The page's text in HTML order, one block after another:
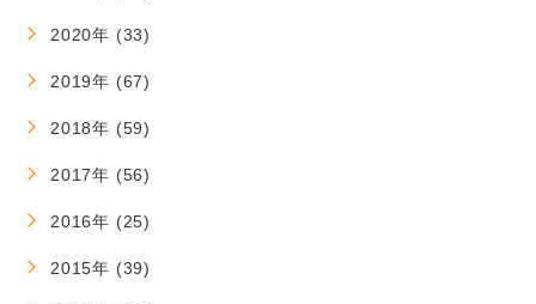
2020年 (33)
2019年 (67)
2018年 (59)
2017年 (56)
2016年 (25)
2015年 (39)